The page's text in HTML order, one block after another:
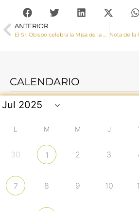
ANTERIOR
El Sr. Obispo celebra la Misa de la Fiesta de la Divina Misericordia en la parroquia de San Román
CALENDARIO
L M M J
30 1 2 3
7 8 9 10